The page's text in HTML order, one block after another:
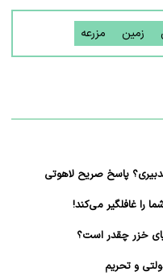
زمین مزرعه
پاسخ صریح لاهوتی
خزر چقدر است؟
و تحریم